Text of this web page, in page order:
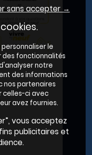
sans accepter →
le
des fonctionnalités
notre
des informations
nos partenaires
celles-ci avec
avez fournies.
vous acceptez
publicitaires et